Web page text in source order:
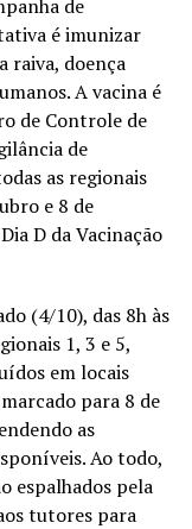
de
é imunizar
raiva, doença
A vacina é
de Controle de
de
as regionais
e 8 de
D da Vacinação
(4/10), das 8h às
1, 3 e 5,
em locais
para 8 de
as
Ao todo,
espalhados pela
tutores para